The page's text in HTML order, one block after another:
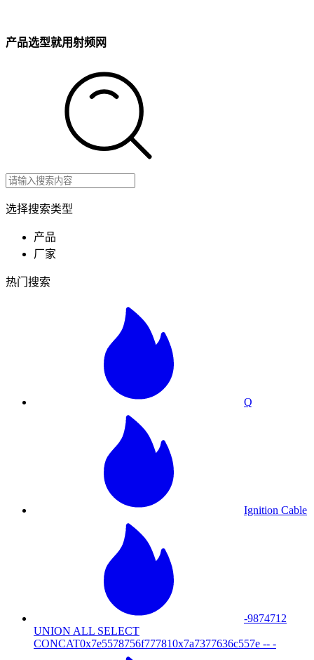
产品选型就用射频网
选择搜索类型
产品
厂家
热门搜索
Q
Ignition Cable
-9874712
UNION ALL SELECT
CONCAT0x7e5578756f777810x7a7377636c557e -- -